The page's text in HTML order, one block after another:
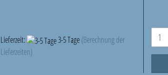
Lieferzeit: 3-5 Tage(Berechnung der
Lieferzeiten)